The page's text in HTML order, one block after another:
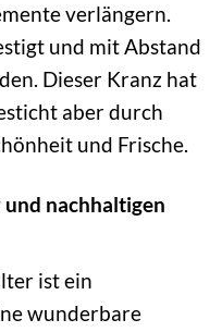
verlängern.
und mit Abstand
Dieser Kranz hat
aber durch
und Frische.
nachhaltigen
ist ein
wunderbare